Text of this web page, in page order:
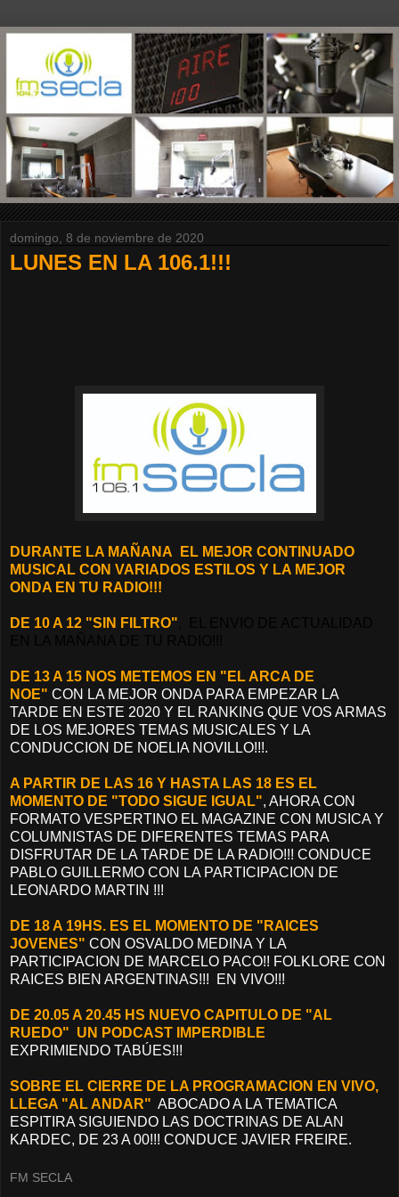
domingo, 8 de noviembre de 2020
LUNES EN LA 106.1!!!
DURANTE LA MAÑANA EL MEJOR CONTINUADO
MUSICAL CON VARIADOS ESTILOS Y LA MEJOR
ONDA EN TU RADIO!!!
DE 10 A 12 "SIN FILTRO"
DE 13 A 15 NOS METEMOS EN "EL ARCA DE
NOE" CON LA MEJOR ONDA PARA EMPEZAR LA
TARDE EN ESTE 2020 Y EL RANKING QUE VOS ARMAS
DE LOS MEJORES TEMAS MUSICALES Y LA
CONDUCCION DE NOELIA NOVILLO!!!.
A PARTIR DE LAS 16 Y HASTA LAS 18 ES EL
MOMENTO DE "TODO SIGUE IGUAL", AHORA CON
FORMATO VESPERTINO EL MAGAZINE CON MUSICA Y
COLUMNISTAS DE DIFERENTES TEMAS PARA
DISFRUTAR DE LA TARDE DE LA RADIO!!! CONDUCE
PABLO GUILLERMO CON LA PARTICIPACION DE
LEONARDO MARTIN !!!
DE 18 A 19HS. ES EL MOMENTO DE "RAICES
JOVENES" CON OSVALDO MEDINA Y LA
PARTICIPACION DE MARCELO PACO!! FOLKLORE CON
RAICES BIEN ARGENTINAS!!! EN VIVO!!!
DE 20.05 A 20.45 HS NUEVO CAPITULO DE "AL
RUEDO" UN PODCAST IMPERDIBLE
EXPRIMIENDO TABÚES!!!
SOBRE EL CIERRE DE LA PROGRAMACION EN VIVO,
LLEGA "AL ANDAR" ABOCADO A LA TEMATICA
ESPITIRA SIGUIENDO LAS DOCTRINAS DE ALAN
KARDEC, DE 23 A 00!!! CONDUCE JAVIER FREIRE.
FM SECLA